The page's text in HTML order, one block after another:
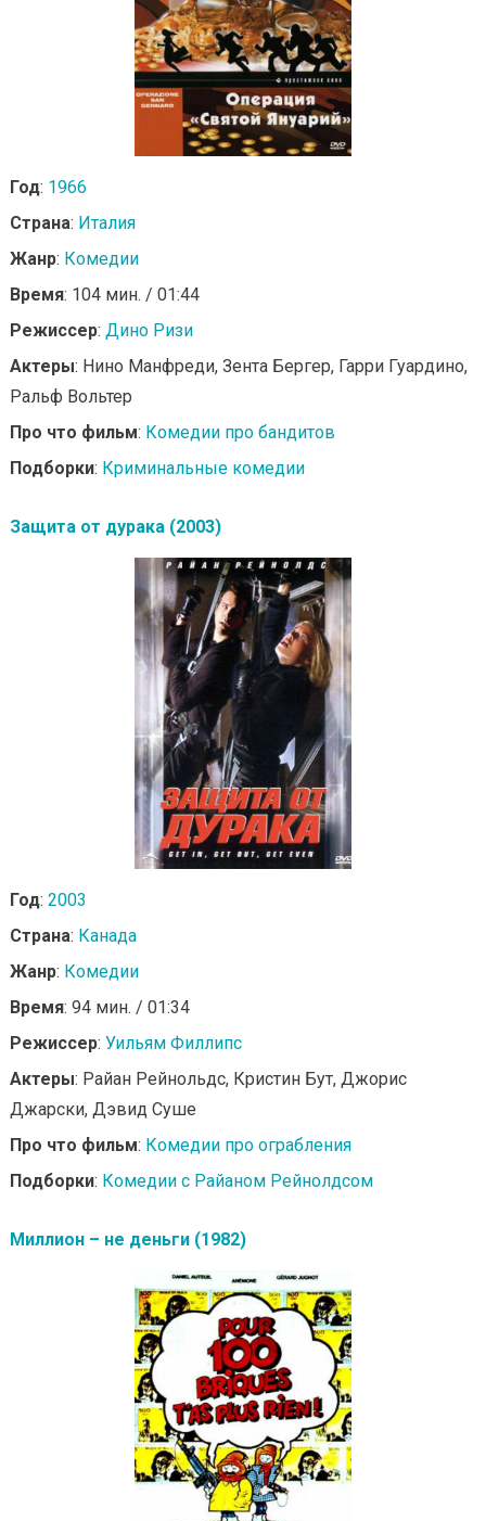
Год: 1966
Страна: Италия
Жанр: Комедии
Время: 104 мин. / 01:44
Режиссер: Дино Ризи
Актеры: Нино Манфреди, Зента Бергер, Гарри Гуардино,
Ральф Вольтер
Про что фильм: Комедии про бандитов
Подборки: Криминальные комедии
Защита от дурака (2003)
Год: 2003
Страна: Канада
Жанр: Комедии
Время: 94 мин. / 01:34
Режиссер: Уильям Филлипс
Актеры: Райан Рейнольдс, Кристин Бут, Джорис
Джарски, Дэвид Суше
Про что фильм: Комедии про ограбления
Подборки: Комедии с Райаном Рейнолдсом
Миллион – не деньги (1982)